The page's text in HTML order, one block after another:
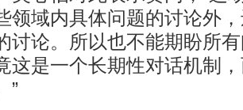
领域内具体问题的讨论外
讨论。所以也不能期盼所
这是一个长期性对话机制
”